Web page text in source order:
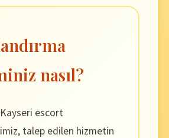
nasıl?
escort
talep edilen hizmetin